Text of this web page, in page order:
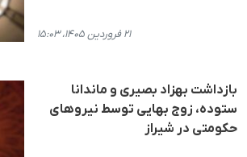
۲۱ فروردین ۱۴۰۵، ۱۵:۰۳
بازداشت بهزاد بصیری و ماندانا
ستوده، زوج بهایی توسط نیروهای
حکومتی در شیراز